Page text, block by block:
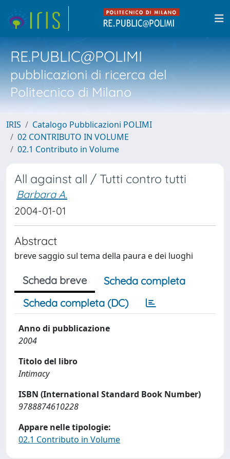
RE.PUBLIC@POLIMI
pubblicazioni di ricerca del
Politecnico di Milano
IRIS
Catalogo Pubblicazioni POLIMI
02 CONTRIBUTO IN VOLUME
02.1 Contributo in Volume
All against all / Tutti contro tutti
Barbara A.
2004-01-01
Abstract
breve saggio sul tema della paura e dei luoghi
Scheda breve
Scheda completa
Scheda completa (DC)
Anno di pubblicazione
2004
Titolo del libro
Intimacy
ISBN (International Standard Book Number)
9788874610228
Appare nelle tipologie:
02.1 Contributo in Volume